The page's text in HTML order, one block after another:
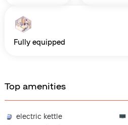
fully equipped
Top amenities
electric kettle